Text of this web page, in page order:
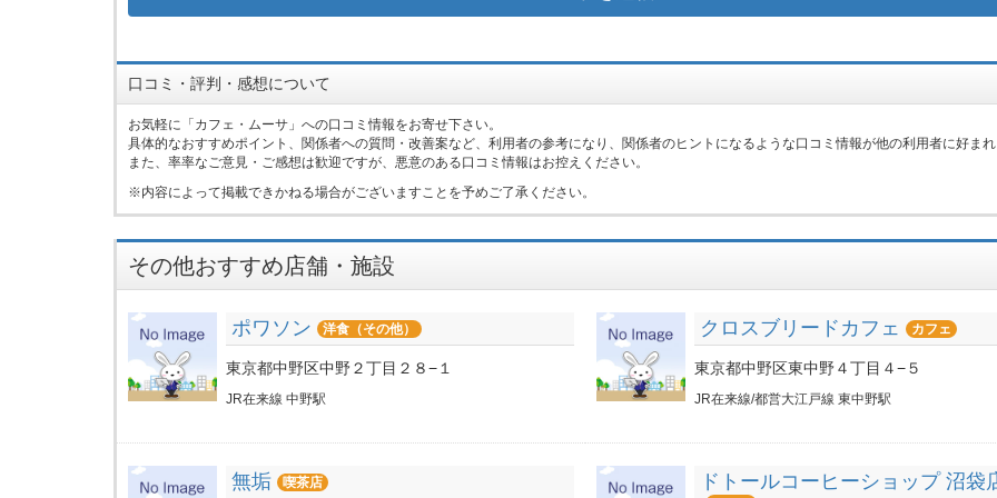
口コミ・評判・感想について
お気軽に「カフェ・ムーサ」への口コミ情報をお寄せ下さい。
具体的なおすすめポイント、関係者への質問・改善案など、利用者の参考になり、関係者のヒントになるような口コミ情報が他の利用者に好まれ
また、率率なご意見・ご感想は歓迎ですが、悪意のある口コミ情報はお控えください。
内容によって掲載できかねる場合がございますことを予めご了承ください。
その他おすすめ店舗・施設
ポワソン 洋食（その他）
東京都中野区中野２丁目２８−１
JR在来線 中野駅
クロスブリードカフェ カフェ
東京都中野区東中野４丁目４−５
JR在来線/都営大江戸線 東中野駅
無垢 喫茶店 ドトールコーヒーショップ 沼袋